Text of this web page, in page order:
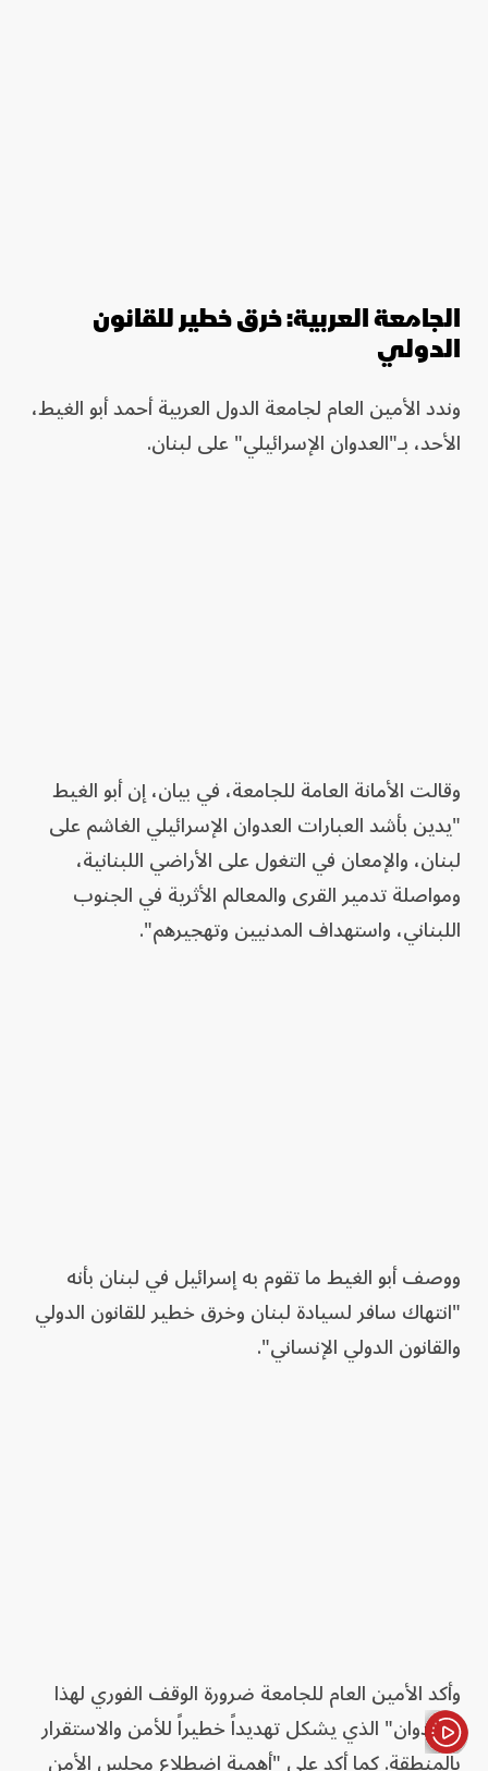
الجامعة العربية: خرق خطير للقانون
الدولي
وندد الأمين العام لجامعة الدول العربية أحمد أبو الغيط،
الأحد، بـ"العدوان الإسرائيلي" على لبنان.
وقالت الأمانة العامة للجامعة، في بيان، إن أبو الغيط
"يدين بأشد العبارات العدوان الإسرائيلي الغاشم على
لبنان، والإمعان في التغول على الأراضي اللبنانية،
ومواصلة تدمير القرى والمعالم الأثرية في الجنوب
اللبناني، واستهداف المدنيين وتهجيرهم".
ووصف أبو الغيط ما تقوم به إسرائيل في لبنان بأنه
"انتهاك سافر لسيادة لبنان وخرق خطير للقانون الدولي
والقانون الدولي الإنساني".
وأكد الأمين العام للجامعة ضرورة الوقف الفوري لهذا
"العدوان" الذي يشكل تهديداً خطيراً للأمن والاستقرار